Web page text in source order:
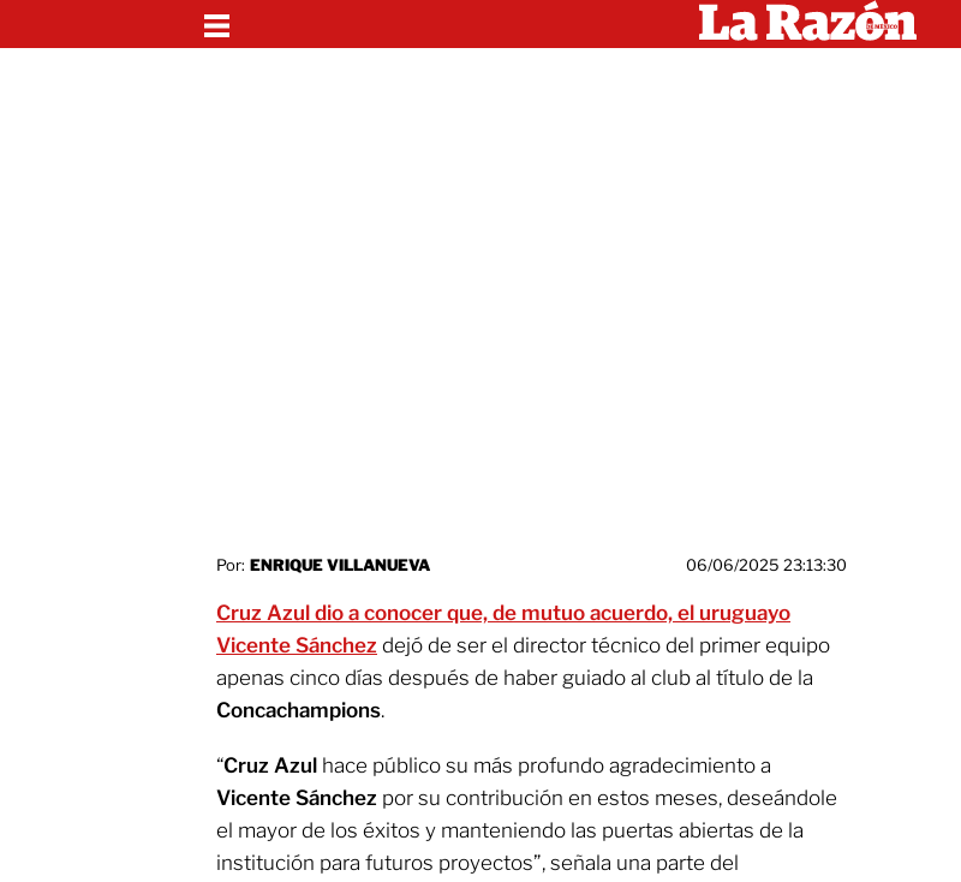
Por: ENRIQUE VILLANUEVA 06/06/2025 23:13:30
Cruz Azul dio a conocer que, de mutuo acuerdo, el uruguayo
Vicente Sánchez dejó de ser el director técnico del primer equipo
apenas cinco días después de haber guiado al club al título de la
Concachampions.
“Cruz Azul hace público su más profundo agradecimiento a
Vicente Sánchez por su contribución en estos meses, deseándole
el mayor de los éxitos y manteniendo las puertas abiertas de la
institución para futuros proyectos”, señala una parte del